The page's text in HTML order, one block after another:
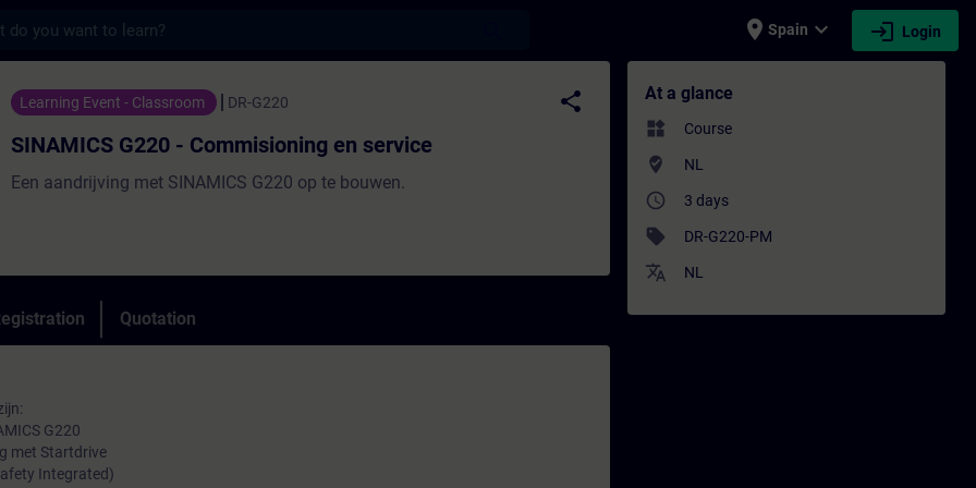
place Spain expand_more login Login
G220 - Commisioning en service - Training - Training - Professional development |
Learning Event - Classroom DR-G220
share
SINAMICS G220 - Commisioning en service
Een aandrijving met SINAMICS G220 op te bouwen.
Quotation
G220
met Startdrive
Integrated)
At a glance
widgets Course
where_to_vote NL
access_time 3 days
sell DR-G220-PM
translate NL